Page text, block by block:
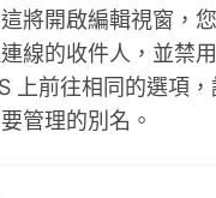
將開啟編輯視窗，
線的收件人，並禁
上前往相同的選項，
管理的別名。